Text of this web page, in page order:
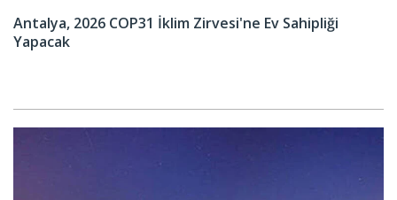
Antalya, 2026 COP31 İklim Zirvesi'ne Ev Sahipliği
Yapacak